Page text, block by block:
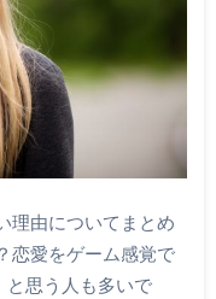
理由についてまとめ
恋愛をゲーム感覚で
と思う人も多いで